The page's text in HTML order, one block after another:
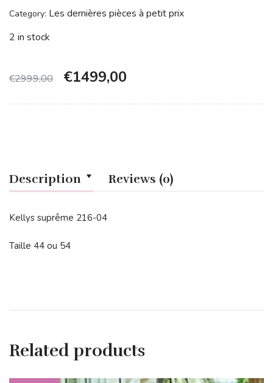
€2999,00 €1499,00
2 in stock
Category: Les dernières pièces à petit prix
Description Reviews (0)
Kellys suprême 216-04
Taille 44 ou 54
Related products